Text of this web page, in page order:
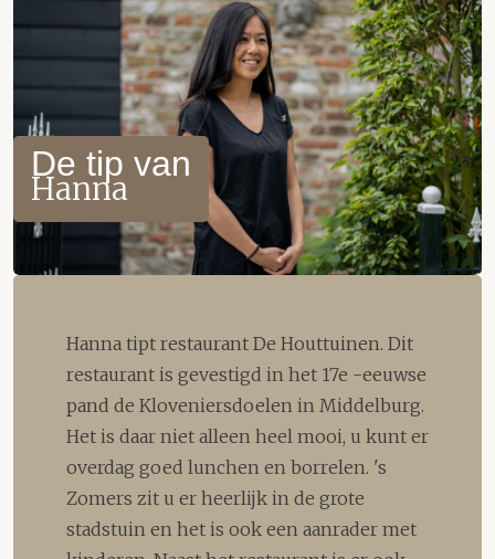
De tip van
Hanna
Hanna tipt restaurant De Houttuinen. Dit
restaurant is gevestigd in het 17e -eeuwse
pand de Kloveniersdoelen in Middelburg.
Het is daar niet alleen heel mooi, u kunt er
overdag goed lunchen en borrelen. 's
Zomers zit u er heerlijk in de grote
stadstuin en het is ook een aanrader met